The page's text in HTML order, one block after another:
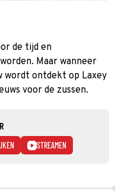
de tijd en
Maar wanneer
wordt ontdekt op Laxey
voor de zussen.
STREAMEN